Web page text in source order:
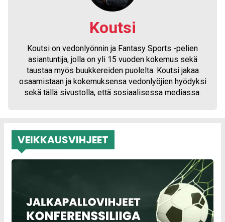
Koutsi
Koutsi on vedonlyönnin ja Fantasy Sports -pelien
asiantuntija, jolla on yli 15 vuoden kokemus sekä
taustaa myös buukkereiden puolelta. Koutsi jakaa
osaamistaan ja kokemuksensa vedonlyöjien hyödyksi
sekä tällä sivustolla, että sosiaalisessa mediassa.
VEIKKAUSVIHJEET